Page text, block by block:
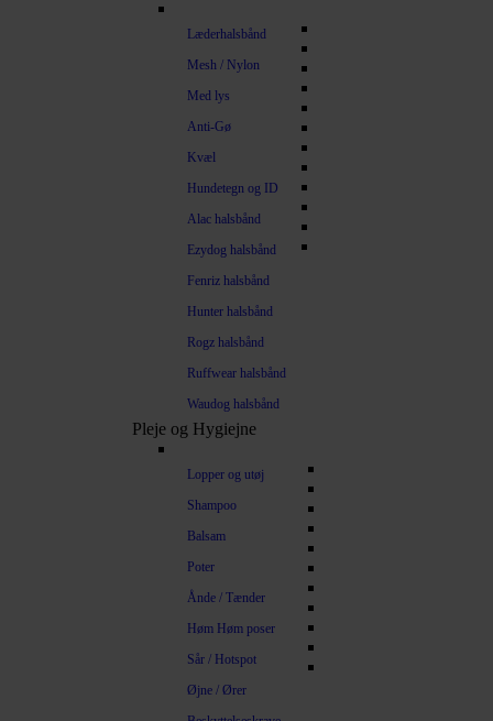
Læderhalsbånd
Mesh / Nylon
Med lys
Anti-Gø
Kvæl
Hundetegn og ID
Alac halsbånd
Ezydog halsbånd
Fenriz halsbånd
Hunter halsbånd
Rogz halsbånd
Ruffwear halsbånd
Waudog halsbånd
Pleje og Hygiejne
Lopper og utøj
Shampoo
Balsam
Poter
Ånde / Tænder
Høm Høm poser
Sår / Hotspot
Øjne / Ører